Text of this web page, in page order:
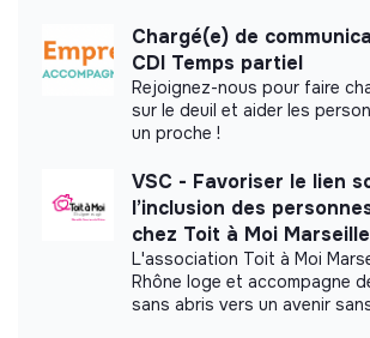
labels or certifications that it was
Did not yet add a transparency
Chargé(e) de
CDI Temps partiel
Rejoignez-nous pour faire
sur le deuil et aider les
un proche !
VSC - Favoriser le lien
l’inclusion des
chez Toit à Moi
L'association Toit à Moi
Rhône loge et accompagne
sans abris vers un avenir